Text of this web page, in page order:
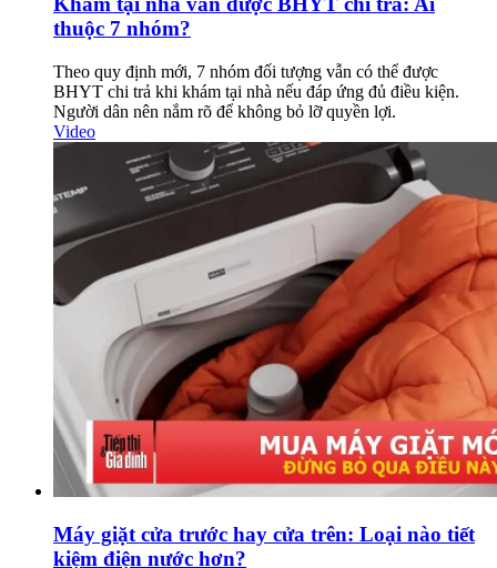
thuộc 7 nhóm?
Theo quy định mới, 7 nhóm đối tượng vẫn có thể được
BHYT chi trả khi khám tại nhà nếu đáp ứng đủ điều kiện.
Người dân nên nắm rõ để không bỏ lỡ quyền lợi.
Video
Máy giặt cửa trước hay cửa trên: Loại nào tiết
kiệm điện nước hơn?